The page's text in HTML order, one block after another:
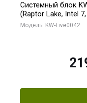
Системный блок
(Raptor Lake, Intel
модуля)/ Gigabyte
Модель: KW-Live0042